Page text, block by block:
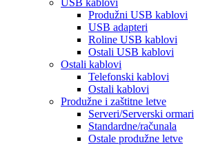
USB kablovi
Produžni USB kablovi
USB adapteri
Roline USB kablovi
Ostali USB kablovi
Ostali kablovi
Telefonski kablovi
Ostali kablovi
Produžne i zaštitne letve
Serveri/Serverski ormari
Standardne/računala
Ostale produžne letve